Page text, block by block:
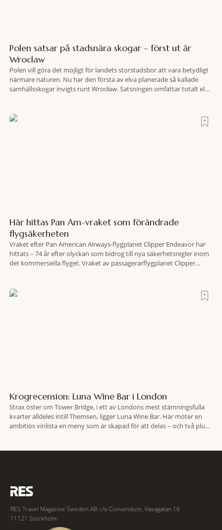
Polen satsar på stadsnära skogar – först ut är
Wrocław
Polen vill göra det möjligt för landets storstadsbor att vara betydligt
närmare naturen. Nu har den första av elva planerade så kallade
samhällsskogar invigts runt Wrocław. Satsningen omfattar totalt elva
fler människor ska kunna promenera, motionera
Här hittas Pan Am-vraket som förändrade
flygsäkerheten
Vraket efter Pan American Airways-flygplanet Clipper Endeavor har
hittats – 74 år efter olyckan som bidrog till nya säkerhetsregler inom
det kommersiella flyget. Vraket av passagerarflygplanet Clipper
lokaliserades den 2 juni i år med hjälp
Krogrecension: Luna Wine Bar i London
Strax öster om Tower Bridge, i ett av Londons mest stämningsfulla
kvarter alldeles intill Themsen, ligger Luna Wine Bar. Här möter en
ambitiös vinlista en meny som är skapad för att delas – och två plus
RES Travel Magazine Sweden AB c/o Convendum, Vasagatan 16
11121 Stockholm